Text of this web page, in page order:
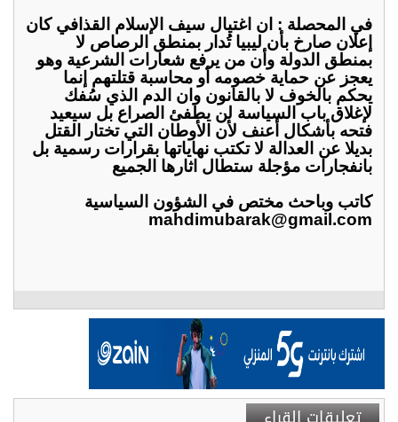
في المحصلة : ان اغتيال سيف الإسلام القذافي كان
إعلان صارخ بأن ليبيا تُدار بمنطق الرصاص لا
بمنطق الدولة وأن من يرفع شعارات الشرعية وهو
يعجز عن حماية خصومه أو محاسبة قتلتهم إنما
يحكم بالخوف لا بالقانون وان الدم الذي سُفك
لإغلاق باب السياسة لن يطفئ الصراع بل سيعيد
فتحه بأشكال أعنف لأن الأوطان التي تختار القتل
بديلا عن العدالة لا تكتب نهاياتها بقرارات رسمية بل
بانفجارات مؤجلة ستطال اثارها الجميع
كاتب وباحث مختص في الشؤون السياسية
mahdimubarak@gmail.com